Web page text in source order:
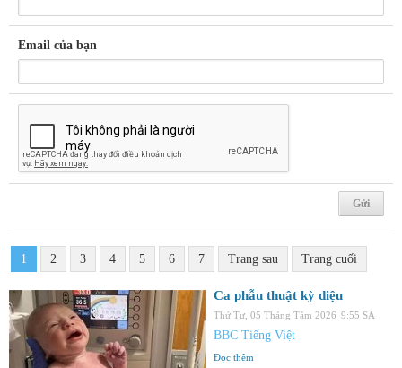
Email của bạn
1 2 3 4 5 6 7 Trang sau Trang cuối
Ca phẫu thuật kỳ diệu
Thứ Tư, 05 Tháng Tám 2026 9:55 SA
BBC Tiếng Việt
Đọc thêm